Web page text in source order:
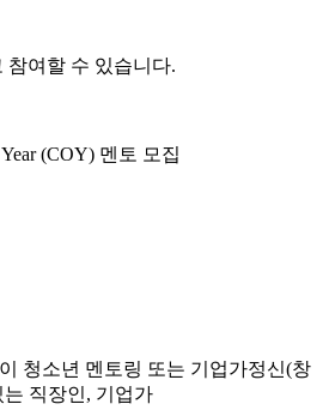
참여할 수 있습니다.
(COY) 멘토 모집
청소년 멘토링 또는 기업가정신(창
직장인, 기업가